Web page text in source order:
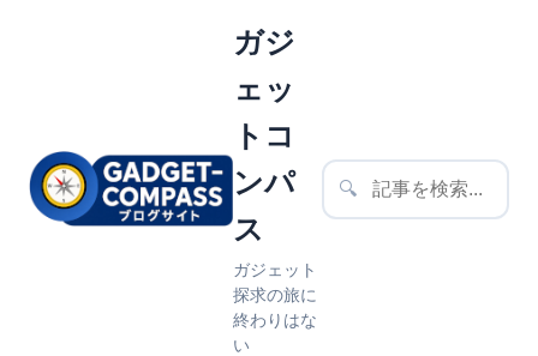
ガジ
ェッ
トコ
ンパ
ス
ガジェット
探求の旅に
終わりはな
い
🔍